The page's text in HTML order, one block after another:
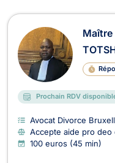
Avocats en
Maître
Prochain RDV
Avocat Divorce
Accepte aide pro deo
100 euros (45 min)